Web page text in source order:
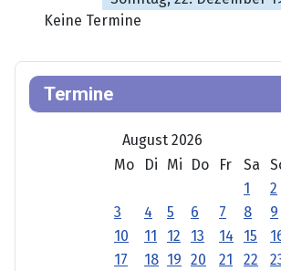
Keine Termine
Termine
August 2026
Mo
Di Mi Do Fr Sa
1
2
3
4 5 6 7 8
9
10
11 12 13 14 15
17
18 19 20 21 22